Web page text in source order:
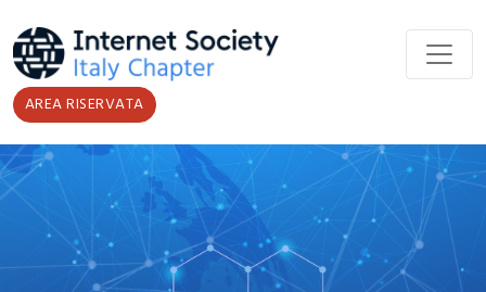
AREA RISERVATA